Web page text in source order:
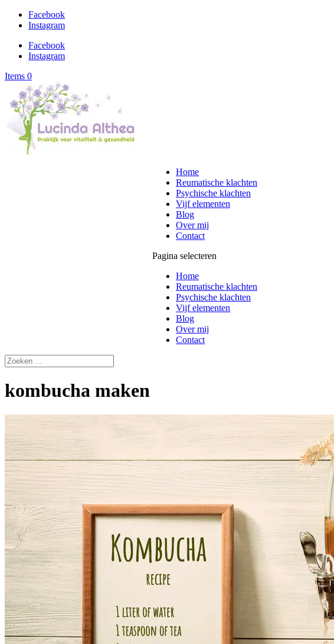
Facebook
Instagram
Facebook
Instagram
Items 0
Home
Reumatische klachten
Psychische klachten
Vijf elementen
Blog
Over mij
Contact
Pagina selecteren
Home
Reumatische klachten
Psychische klachten
Vijf elementen
Blog
Over mij
Contact
kombucha maken